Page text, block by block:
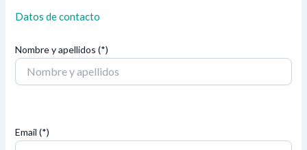
Datos de contacto
Nombre y apellidos (*)
Email (*)